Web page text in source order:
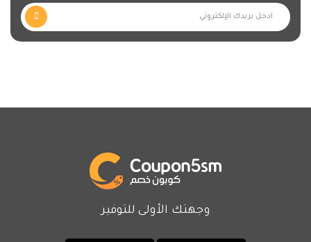
وجهتك الأولى للتوفير